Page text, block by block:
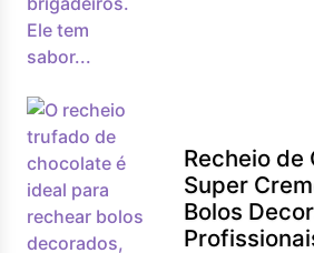
Recheio de
Super
Bolos